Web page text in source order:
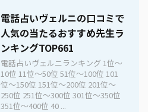
電話占いヴェルニの口コミで
人気の当たるおすすめ先生ラ
ンキングTOP661
電話占いヴェルニランキング 1位〜
10位 11位〜50位 51位〜100位 101
位〜150位 151位〜200位 201位〜
250位 251位〜300位 301位〜350位
351位〜400位 40 ...